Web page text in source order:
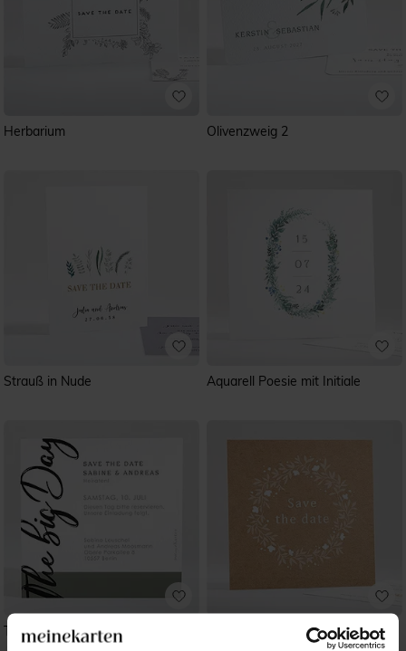
Herbarium Olivenzweig 2
Strauß in Nude Aquarell Poesie mit Initiale
The big day Windröschen - Quadrat